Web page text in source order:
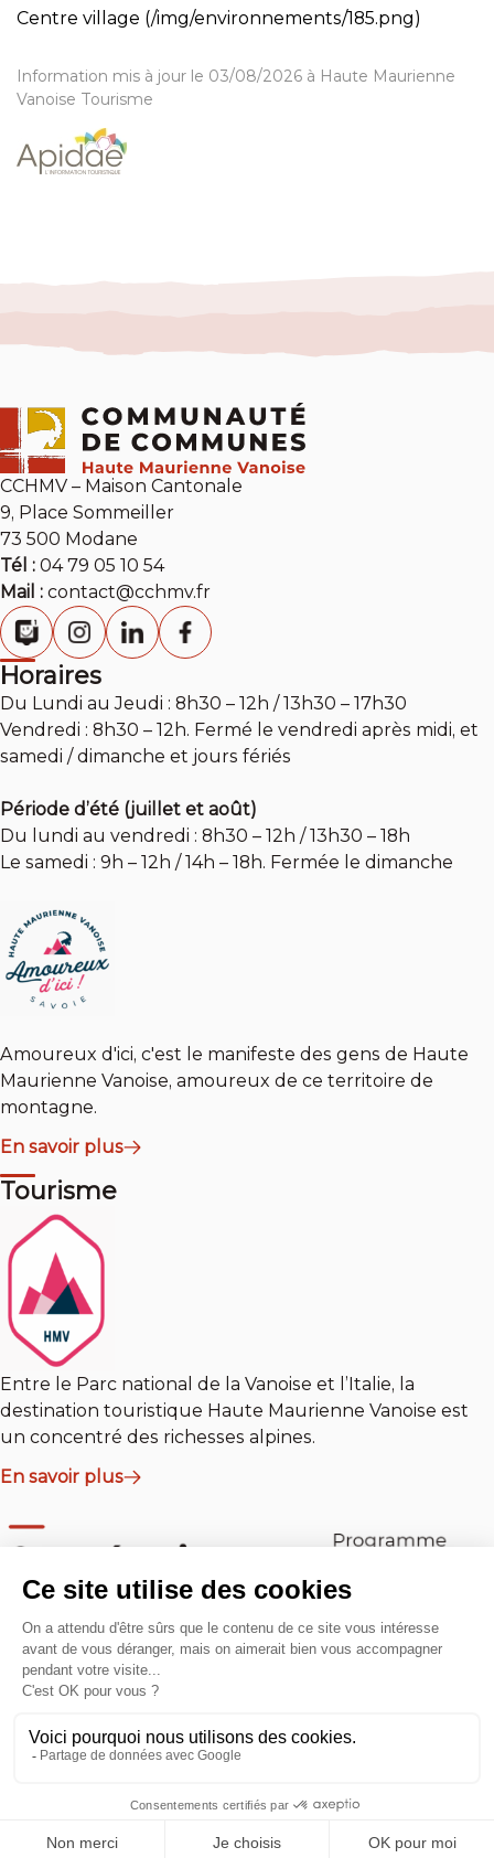
Centre village (/img/environnements/185.png)
Information mis à jour le 03/08/2026 à Haute Maurienne
Vanoise Tourisme
CCHMV – Maison Cantonale
9, Place Sommeiller
73 500 Modane
Tél : 04 79 05 10 54
Mail : contact@cchmv.fr
Horaires
Du Lundi au Jeudi : 8h30 – 12h / 13h30 – 17h30
Vendredi : 8h30 – 12h. Fermé le vendredi après midi, et
samedi / dimanche et jours fériés
Période d’été (juillet et août)
Du lundi au vendredi : 8h30 – 12h / 13h30 – 18h
Le samedi : 9h – 12h / 14h – 18h. Fermée le dimanche
Amoureux d'ici, c'est le manifeste des gens de Haute
Maurienne Vanoise, amoureux de ce territoire de
montagne.
En savoir plus
Tourisme
Entre le Parc national de la Vanoise et l’Italie, la
destination touristique Haute Maurienne Vanoise est
un concentré des richesses alpines.
En savoir plus
En savoir plus
Ils agissent avec nous
CommunicationCréditsMentions légales
Politique de confidentialité des données